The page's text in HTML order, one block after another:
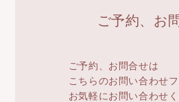
ご予約、お
ご予約、お問合せは
こちらのお問い合わせフ
お気軽にお問い合わせく